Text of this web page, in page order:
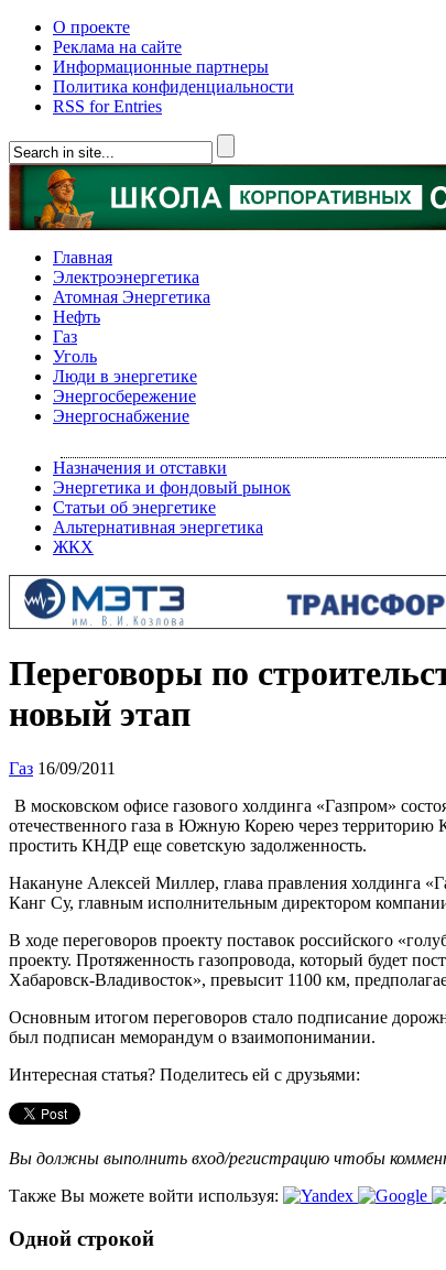
О проекте
Реклама на сайте
Информационные партнеры
Политика конфиденциальности
RSS for Entries
Главная
Электроэнергетика
Атомная Энергетика
Нефть
Газ
Уголь
Люди в энергетике
Энергосбережение
Энергоснабжение
Назначения и отставки
Энергетика и фондовый рынок
Статьи об энергетике
Альтернативная энергетика
ЖКХ
Переговоры по
новый этап
Газ 16/09/2011
В московском офисе газового холдинга «Газпром»
отечественного газа в Южную Корею через
простить КНДР еще советскую задолженность.
Накануне Алексей Миллер, глава правления холдинга
Канг Су, главным исполнительным директором
В ходе переговоров проекту поставок российского
проекту. Протяженность газопровода, который будет
Хабаровск-Владивосток», превысит 1100 км,
Основным итогом переговоров стало подписание
был подписан меморандум о взаимопонимании.
Интересная статья? Поделитесь ей с друзьями:
Вы должны выполнить вход/регистрацию чтобы
Также Вы можете войти используя:
Одной строкой